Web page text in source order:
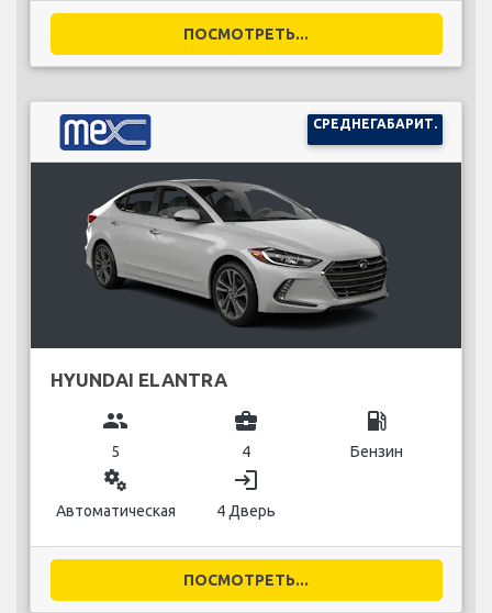
ПОСМОТРЕТЬ...
СРЕДНЕГАБАРИТ.
HYUNDAI ELANTRA
group
5
business_center
4
local_gas_station
Бензин
miscellaneous_services
Автоматическая
login
4 Дверь
ПОСМОТРЕТЬ...